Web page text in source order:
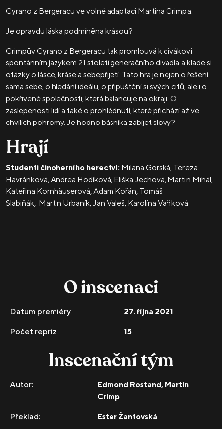
Cyrano z Bergeracu ve volné adaptaci Martina Crimpa.
Je opravdu láska podmíněna krásou?
Crimpův Cyrano z Bergeracu tak promlouvá k divákovi
spontánním jazykem 21.století generačního divadla a klade si
otázky o lásce, kráse a sebepřijetí. Tato hra je nejen o řešení
sama sebe, o hledání ideálu, o připuštění si svých citů, ale i o
pokřivené společnosti, která balancuje na okraji. O
zaslepenosti lidí a také o prohlédnutí, které přichází až ve
chvílích pohromy. Je hodno básníka zabíjet slovy?
Hrají
Studenti činoherního herectví: Milana Gorská, Tereza
Havránková, Andrea Hodíková, Eliška Jechová, Martin Mihál,
Kateřina Kornhäuserová, Adam Kořán, Tomáš
Slabiňák, Martin Urbaník, Jan Valeš, Karolína Vaňková
O inscenaci
Datum premiéry 27. října 2021
Počet repríz 15
Inscenační tým
Autor:
Edmond Rostand, Martin
Crimp
Překlad: Ester Žantovská